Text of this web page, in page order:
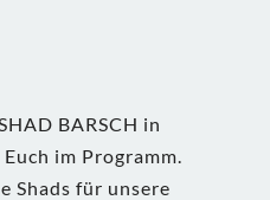
BARSCH in
im Programm.
Shads für unsere